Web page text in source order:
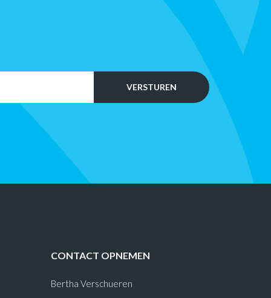
CONTACT OPNEMEN
Bertha Verschueren